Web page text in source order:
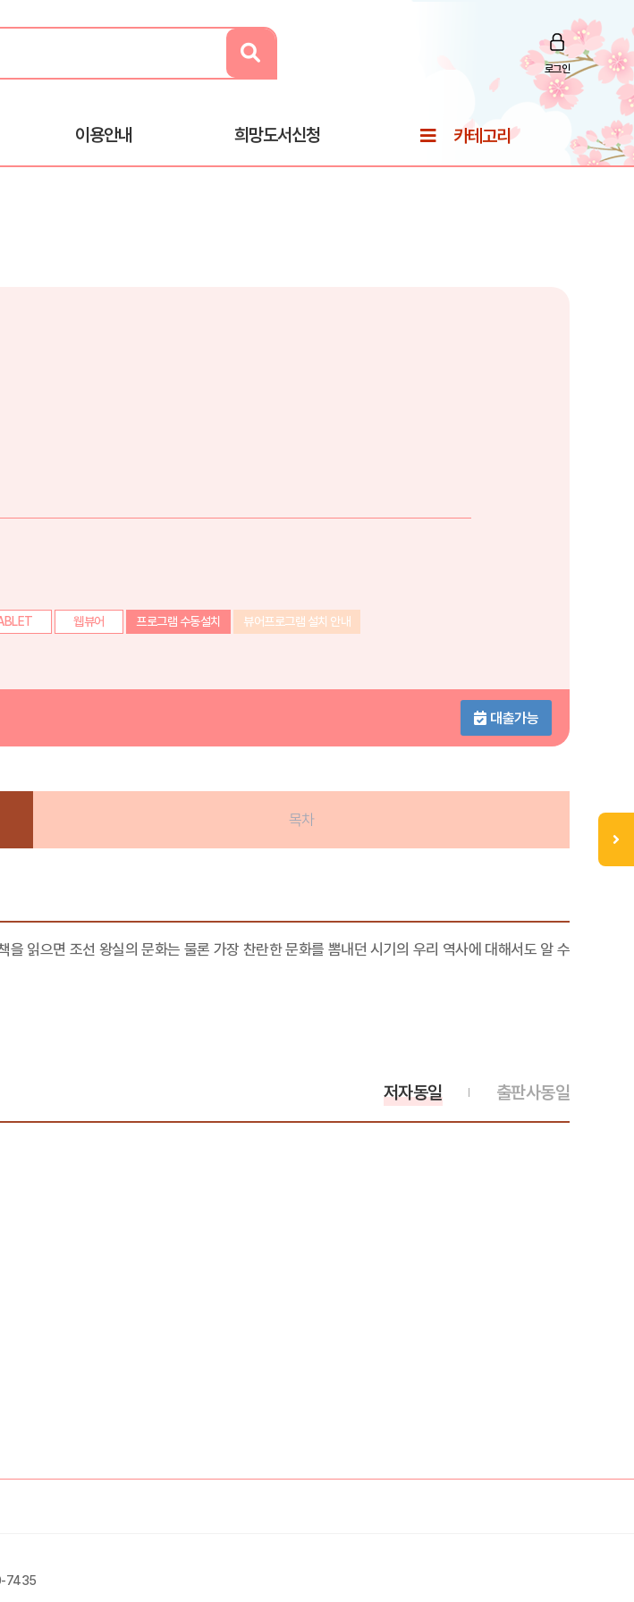
로그인
이용안내 희망도서신청 카테고리
웹뷰어 프로그램 수동설치 뷰어프로그램 설치 안내
대출가능
목차
읽으면 조선 왕실의 문화는 물론 가장 찬란한 문화를 뽐내던 시기의 우리 역사에 대해서도 알 수
출판사동일
저자동일
7435